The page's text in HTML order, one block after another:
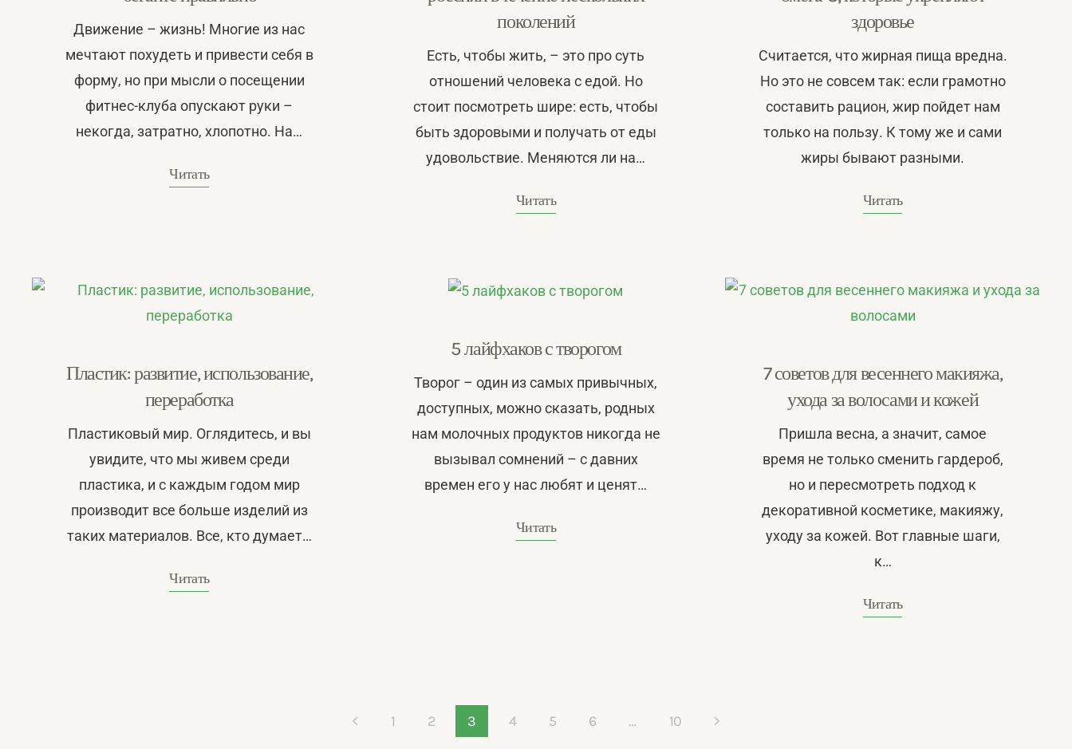
Движение – жизнь! Многие из нас
мечтают похудеть и привести себя в
форму, но при мысли о посещении
фитнес-клуба опускают руки –
некогда, затратно, хлопотно. На…
Читать
поколений
Есть, чтобы жить, – это про суть
отношений человека с едой. Но
стоит посмотреть шире: есть, чтобы
быть здоровыми и получать от еды
удовольствие. Меняются ли на…
Читать
здоровье
Считается, что жирная пища вредна.
Но это не совсем так: если грамотно
составить рацион, жир пойдет нам
только на пользу. К тому же и сами
жиры бывают разными.
Читать
Пластик: развитие, использование,
переработка
Пластиковый мир. Оглядитесь, и вы
увидите, что мы живем среди
пластика, и с каждым годом мир
производит все больше изделий из
таких материалов. Все, кто думает…
Читать
5 лайфхаков с творогом
Творог – один из самых привычных,
доступных, можно сказать, родных
нам молочных продуктов никогда не
вызывал сомнений – с давних
времен его у нас любят и ценят…
Читать
7 советов для весеннего макияжа,
ухода за волосами и кожей
Пришла весна, а значит, самое
время не только сменить гардероб,
но и пересмотреть подход к
декоративной косметике, макияжу,
уходу за кожей. Вот главные шаги,
к…
Читать
1 2 3 4 5 6 … 10